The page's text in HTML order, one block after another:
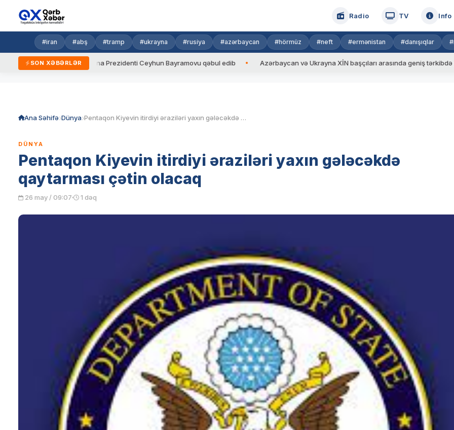
Radio TV Info
#iran #abş #tramp #ukrayna #rusiya #azərbaycan #hörmüz #neft #ermənistan #danışıqlar
SON XƏBƏRLƏR
Ukrayna Prezidenti Ceyhun Bayramovu qəbul edib Azərbaycan və Ukrayna XİN başçıları arasında geniş tərkibdə görüş
Ana Səhifə Dünya Pentaqon Kiyevin itirdiyi əraziləri yaxın gələcəkdə qaytarması çətin olacaq
DÜNYA
Pentaqon Kiyevin itirdiyi əraziləri yaxın gələcəkdə
qaytarması çətin olacaq
26 may / 09:07 1 dəq